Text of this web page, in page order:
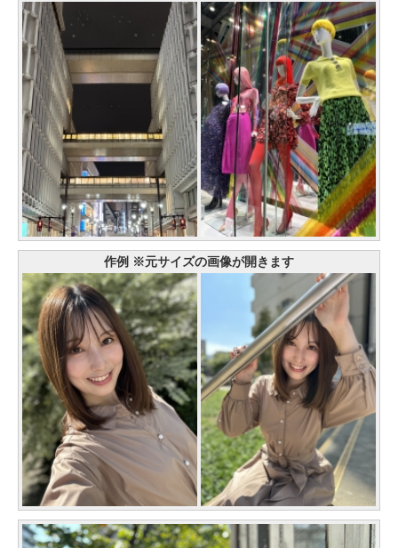
作例 ※元サイズの画像が開きます